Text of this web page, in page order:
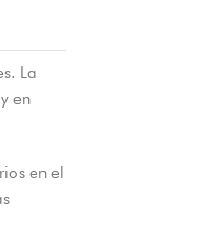
La
en
en el